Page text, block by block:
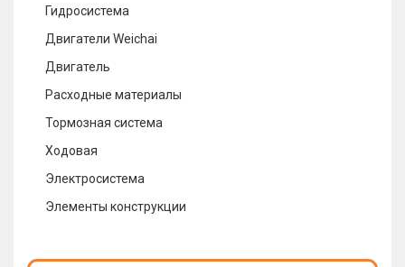
Гидросистема
Двигатели Weichai
Двигатель
Расходные материалы
Тормозная система
Ходовая
Электросистема
Элементы конструкции